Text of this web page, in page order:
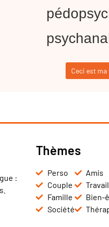
Ceci est
:
Thèmes
Perso
Couple
Famille
Société
Amis
Travail
Bien-